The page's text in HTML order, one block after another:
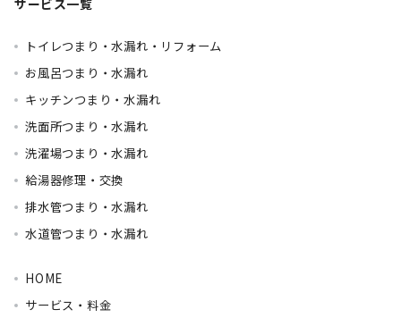
サービス一覧
トイレつまり・水漏れ・リフォーム
お風呂つまり・水漏れ
キッチンつまり・水漏れ
洗面所つまり・水漏れ
洗濯場つまり・水漏れ
給湯器修理・交換
排水管つまり・水漏れ
水道管つまり・水漏れ
HOME
サービス・料金